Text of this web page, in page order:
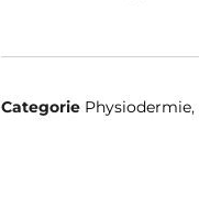
Categorie Physiodermie,